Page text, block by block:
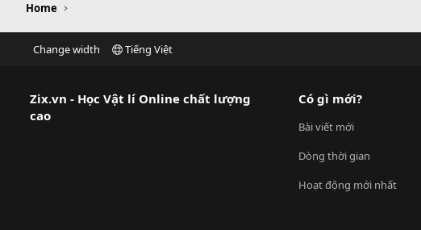
Home
Change width Tiếng Việt
Zix.vn - Học Vật lí Online chất lượng
cao
Có gì mới?
Bài viết mới
Dòng thời gian
Hoạt động mới nhất